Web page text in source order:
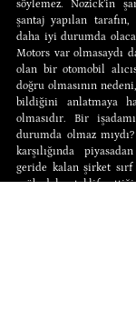
söylemez. Nozick’in
şantaj yapılan
daha iyi durumda
Motors var olmasaydı
olan bir otomobil
doğru olmasının
bildiğini anlatmaya
olmasıdır. Bir
durumda olmaz
karşılığında
geride kalan şirket
mübadele teklif